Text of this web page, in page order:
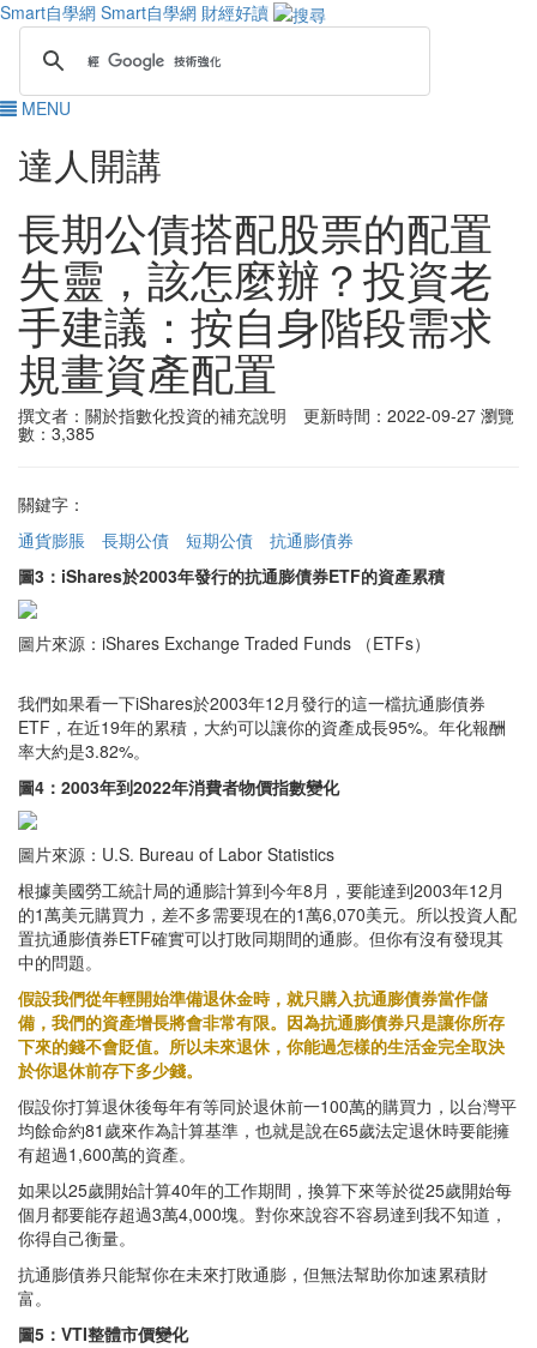
Smart自學網 Smart自學網 財經好讀
MENU
達人開講
長期公債搭配股票的配置
失靈，該怎麼辦？投資老
手建議：按自身階段需求
規畫資產配置
撰文者：關於指數化投資的補充說明 更新時間：2022-09-27 瀏覽
數：3,385
關鍵字：
通貨膨脹
長期公債 短期公債
抗通膨債券
圖3：iShares於2003年發行的抗通膨債券ETF的資產累積
圖片來源：iShares Exchange Traded Funds （ETFs）
我們如果看一下iShares於2003年12月發行的這一檔抗通膨債券
ETF，在近19年的累積，大約可以讓你的資產成長95%。年化報酬
率大約是3.82%。
圖4：2003年到2022年消費者物價指數變化
圖片來源：U.S. Bureau of Labor Statistics
根據美國勞工統計局的通膨計算到今年8月，要能達到2003年12月
的1萬美元購買力，差不多需要現在的1萬6,070美元。所以投資人配
置抗通膨債券ETF確實可以打敗同期間的通膨。但你有沒有發現其
中的問題。
假設我們從年輕開始準備退休金時，就只購入抗通膨債券當作儲
備，我們的資產增長將會非常有限。因為抗通膨債券只是讓你所存
下來的錢不會貶值。所以未來退休，你能過怎樣的生活金完全取決
於你退休前存下多少錢。
假設你打算退休後每年有等同於退休前一100萬的購買力，以台灣平
均餘命約81歲來作為計算基準，也就是說在65歲法定退休時要能擁
有超過1,600萬的資產。
如果以25歲開始計算40年的工作期間，換算下來等於從25歲開始每
個月都要能存超過3萬4,000塊。對你來說容不容易達到我不知道，
你得自己衡量。
抗通膨債券只能幫你在未來打敗通膨，但無法幫助你加速累積財
富。
圖5：VTI整體市價變化